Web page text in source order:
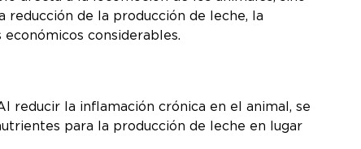
reducción de la producción de leche, la
considerables.
reducir la inflamación crónica en el animal, se
para la producción de leche en lugar